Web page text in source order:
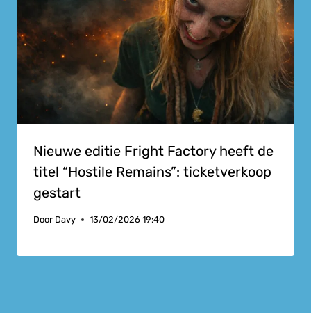
Nieuwe editie Fright Factory heeft de
titel “Hostile Remains”: ticketverkoop
gestart
Door Davy 13/02/2026 19:40